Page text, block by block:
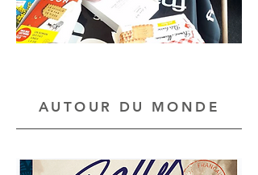
AUTOUR DU MONDE